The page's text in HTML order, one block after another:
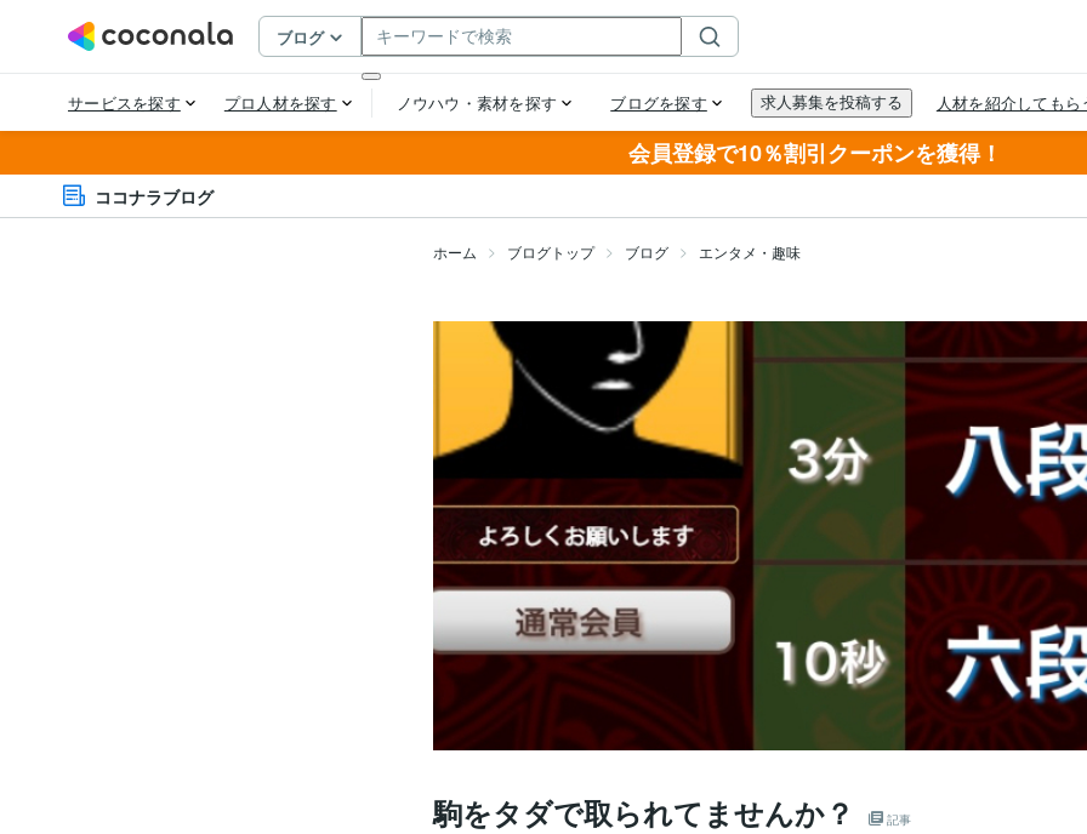
会員登録で10％割引クーポンを獲得！
ココナラブログ
ホーム ブログトップ ブログ エンタメ・趣味
駒をタダで取られてませんか？ 記事